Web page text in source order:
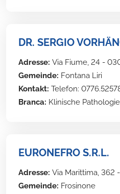
DR. SERGIO
Adresse: Via Fiume, 24 -
Gemeinde: Fontana Liri
Kontakt: Telefon:
Branca: Klinische Pathologie
EURONEFRO S.R.L.
Adresse: Via Marittima, 362
Gemeinde: Frosinone